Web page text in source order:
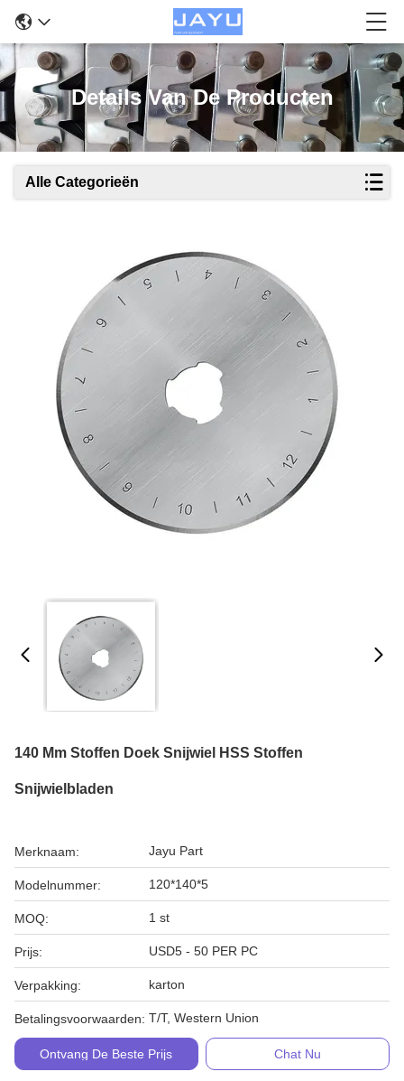
Details Van De Producten
Alle Categorieën
140 Mm Stoffen Doek Snijwiel HSS Stoffen
Snijwielbladen
Merknaam: Jayu Part
Modelnummer: 120*140*5
MOQ: 1 st
Prijs: USD5 - 50 PER PC
Verpakking: karton
Betalingsvoorwaarden: T/T, Western Union
Ontvang De Beste Prijs Chat Nu